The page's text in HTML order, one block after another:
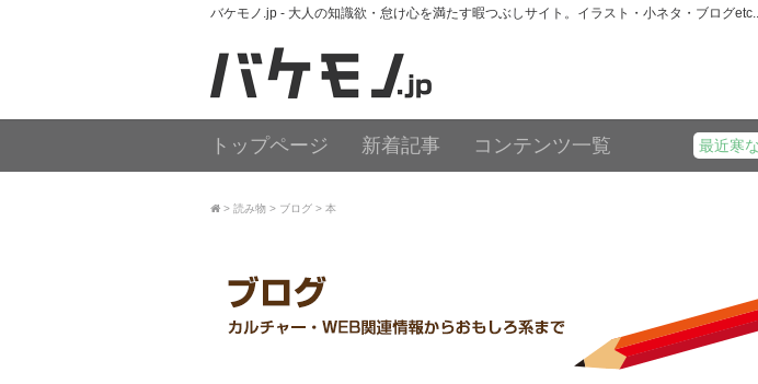
バケモノ.jp - 大人の知識欲・怠け心を満たす暇つぶしサイト。イラスト・小ネタ・ブログ
トップページ 新着記事 コンテンツ一覧 最近寒
読み物 ブログ 本